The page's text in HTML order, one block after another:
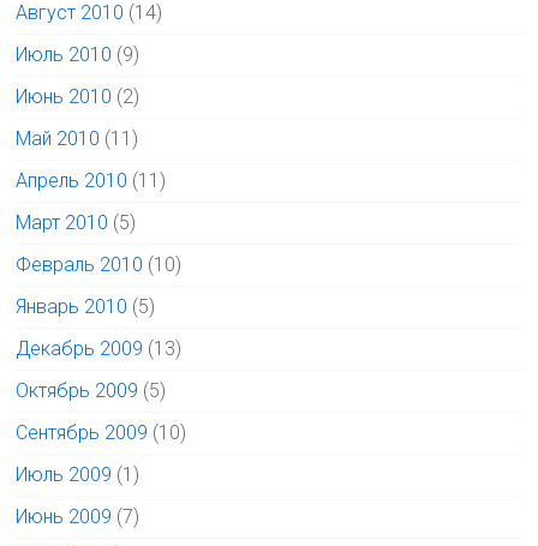
Август 2010 (14)
Июль 2010 (9)
Июнь 2010 (2)
Май 2010 (11)
Апрель 2010 (11)
Март 2010 (5)
Февраль 2010 (10)
Январь 2010 (5)
Декабрь 2009 (13)
Октябрь 2009 (5)
Сентябрь 2009 (10)
Июль 2009 (1)
Июнь 2009 (7)